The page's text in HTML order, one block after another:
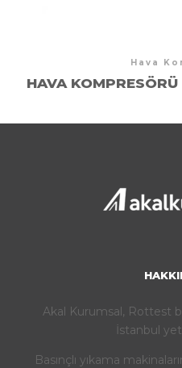
Hava
HAVA
Akal Kurumsal, Rottest
İstanbul
Basınçlı yıkama